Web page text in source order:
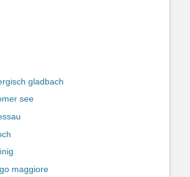
gladbach
see
maggiore